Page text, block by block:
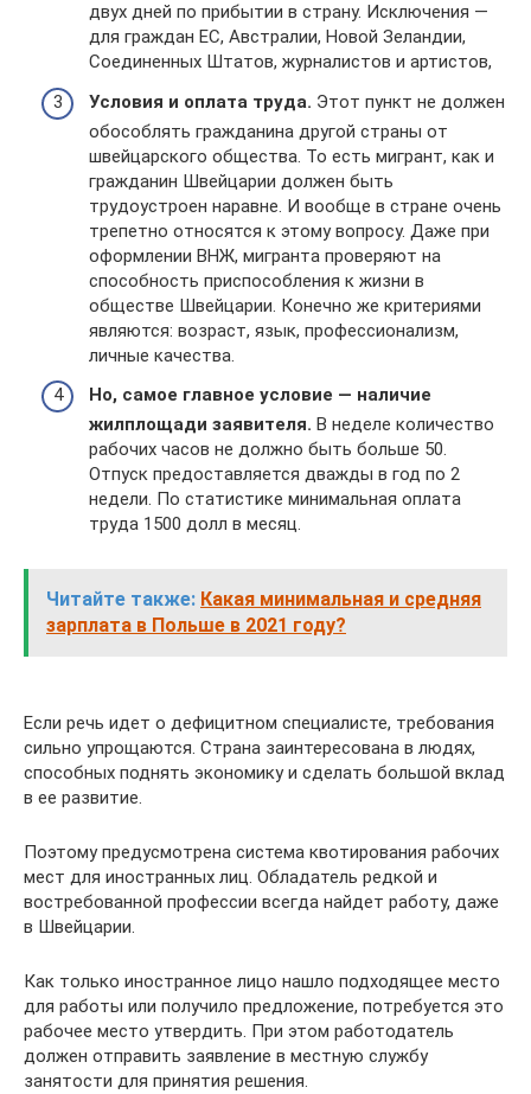
двух дней по прибытии в страну. Исключения —
для граждан ЕС, Австралии, Новой Зеландии,
Соединенных Штатов, журналистов и артистов,
Условия и оплата труда. Этот пункт не должен
обособлять гражданина другой страны от
швейцарского общества. То есть мигрант, как и
гражданин Швейцарии должен быть
трудоустроен наравне. И вообще в стране очень
трепетно относятся к этому вопросу. Даже при
оформлении ВНЖ, мигранта проверяют на
способность приспособления к жизни в
обществе Швейцарии. Конечно же критериями
являются: возраст, язык, профессионализм,
личные качества.
Но, самое главное условие — наличие
жилплощади заявителя. В неделе количество
рабочих часов не должно быть больше 50.
Отпуск предоставляется дважды в год по 2
недели. По статистике минимальная оплата
труда 1500 долл в месяц.
Читайте также: Какая минимальная и средняя
зарплата в Польше в 2021 году?
Если речь идет о дефицитном специалисте, требования
сильно упрощаются. Страна заинтересована в людях,
способных поднять экономику и сделать большой вклад
в ее развитие.
Поэтому предусмотрена система квотирования рабочих
мест для иностранных лиц. Обладатель редкой и
востребованной профессии всегда найдет работу, даже
в Швейцарии.
Как только иностранное лицо нашло подходящее место
для работы или получило предложение, потребуется это
рабочее место утвердить. При этом работодатель
должен отправить заявление в местную службу
занятости для принятия решения.